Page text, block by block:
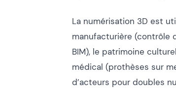
La numérisation 3D est
manufacturière (contrôle
BIM), le patrimoine
médical (prothèses sur
d’acteurs pour doubles